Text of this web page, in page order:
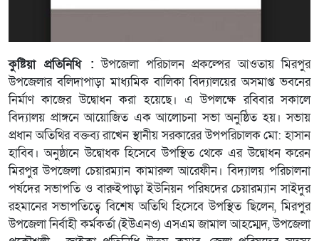
কুষ্টিয়া প্রতিনিধি : উপজেলা পরিচালন প্রকল্পের আওতায় মিরপুর
উপজেলার বলিদাপাড়া মাধ্যমিক বালিকা বিদ্যালয়ের অসমাপ্ত ভবনের
নির্মাণ কাজের উদ্বোধন করা হয়েছে। এ উপলক্ষে রবিবার সকালে
বিদ্যালয় প্রাঙ্গনে আয়োজিত এক আলোচনা সভা অনুষ্ঠিত হয়। সভায়
প্রধান অতিথির বক্তব্য রাখেন স্থানীয় সরকারের উপপরিচালক মো: হাসান
হাবিব। অনুষ্ঠানে উদ্বোধক হিসেবে উপস্থিত থেকে এর উদ্বোধন করেন
মিরপুর উপজেলা চেয়ারম্যান কামারুল আরেফীন। বিদ্যালয় পরিচালনা
পর্ষদের সভাপতি ও বারুইপাড়া ইউনিয়ন পরিষদের চেয়ারম্যান সাইদুর
রহমানের সভাপতিত্বে বিশেষ অতিথি হিসেবে উপস্থিত ছিলেন, মিরপুর
উপজেলা নির্বাহী কর্মকর্তা (ইউএনও) এসএম জামাল আহম্মেদ, উপজেলা